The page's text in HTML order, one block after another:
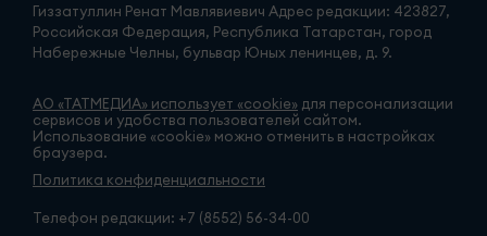
Гиззатуллин Ренат Мавлявиевич Адрес редакции: 423827,
Российская Федерация, Республика Татарстан, город
Набережные Челны, бульвар Юных ленинцев, д. 9.
АО «ТАТМЕДИА» использует «cookie» для персонализации
сервисов и удобства пользователей сайтом.
Использование «cookie» можно отменить в настройках
браузера.
Политика конфиденциальности
Телефон редакции: +7 (8552) 56-34-00